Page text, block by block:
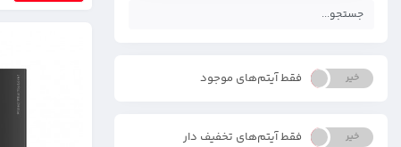
بله خیر فقط آیتم‌های موجود
بله خیر فقط آیتم‌های تخفیف دار